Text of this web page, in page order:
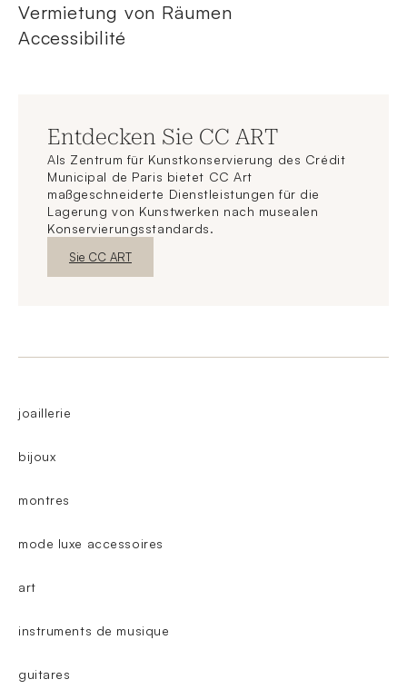
Vermietung von Räumen
Accessibilité
Entdecken Sie CC ART
Als Zentrum für Kunstkonservierung des Crédit
Municipal de Paris bietet CC Art
maßgeschneiderte Dienstleistungen für die
Lagerung von Kunstwerken nach musealen
Konservierungsstandards.
Neues FensterEntdecken
Sie CC ART
joaillerie
bijoux
montres
mode luxe accessoires
art
instruments de musique
guitares